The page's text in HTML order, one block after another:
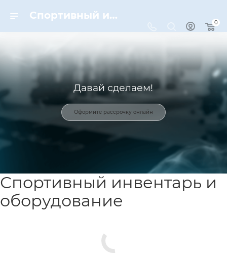
Спортивный инвентарь и оборудование для спорта в Москве | Dynamic-Sport
0
Давай сделаем!
Оформите рассрочку онлайн
Спортивный инвентарь и
оборудование